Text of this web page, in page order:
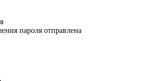
пароля отправлена